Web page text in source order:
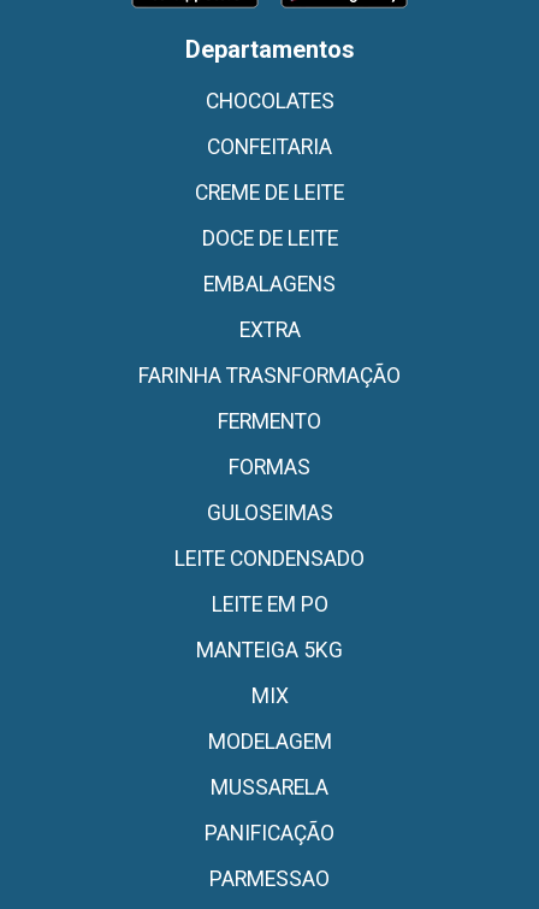
Departamentos
CHOCOLATES
CONFEITARIA
CREME DE LEITE
DOCE DE LEITE
EMBALAGENS
EXTRA
FARINHA TRASNFORMAÇÃO
FERMENTO
FORMAS
GULOSEIMAS
LEITE CONDENSADO
LEITE EM PO
MANTEIGA 5KG
MIX
MODELAGEM
MUSSARELA
PANIFICAÇÃO
PARMESSAO